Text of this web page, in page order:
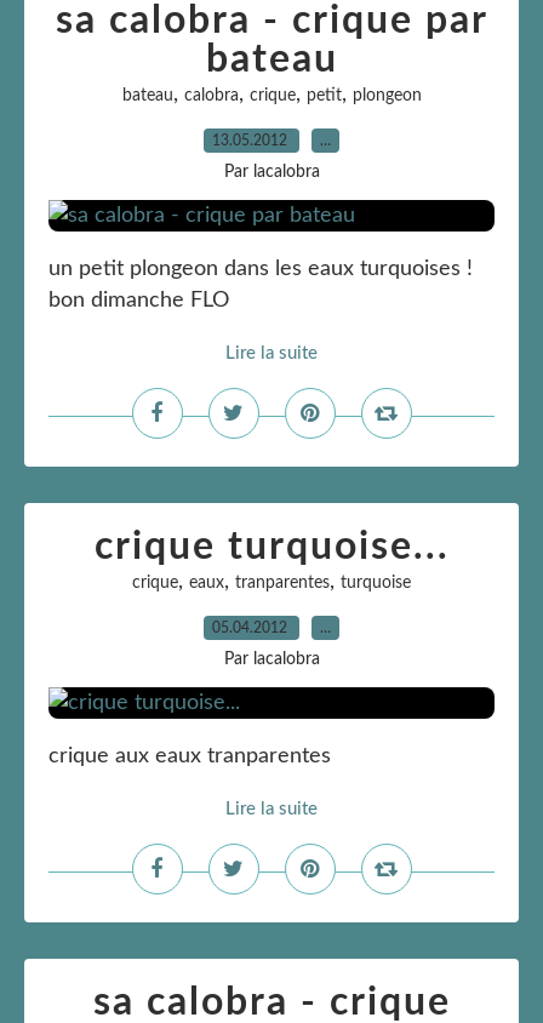
sa calobra - crique par
bateau
bateau, calobra, crique, petit, plongeon
13.05.2012 …
Par lacalobra
un petit plongeon dans les eaux turquoises !
bon dimanche FLO
Lire la suite
crique turquoise...
crique, eaux, tranparentes, turquoise
05.04.2012 …
Par lacalobra
crique aux eaux tranparentes
Lire la suite
sa calobra - crique